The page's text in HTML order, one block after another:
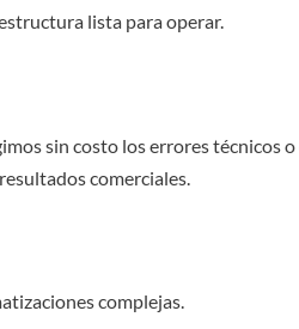
lista para operar.
sin costo los errores técnicos
comerciales.
complejas.